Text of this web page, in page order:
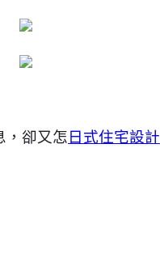
，卻又怎日式住宅設計